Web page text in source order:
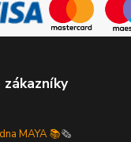
MAYA 📚🗞️